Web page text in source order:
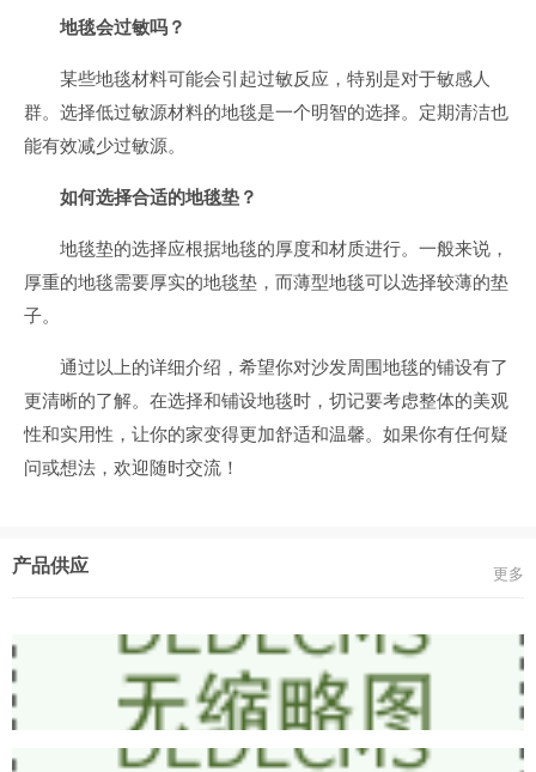
地毯会过敏吗？
某些地毯材料可能会引起过敏反应，特别是对于敏感人
群。选择低过敏源材料的地毯是一个明智的选择。定期清洁也
能有效减少过敏源。
如何选择合适的地毯垫？
地毯垫的选择应根据地毯的厚度和材质进行。一般来说，
厚重的地毯需要厚实的地毯垫，而薄型地毯可以选择较薄的垫
子。
通过以上的详细介绍，希望你对沙发周围地毯的铺设有了
更清晰的了解。在选择和铺设地毯时，切记要考虑整体的美观
性和实用性，让你的家变得更加舒适和温馨。如果你有任何疑
问或想法，欢迎随时交流！
产品供应 更多